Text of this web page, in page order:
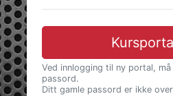
Ved innlogging til ny portal,
passord.
Ditt gamle passord er ikke